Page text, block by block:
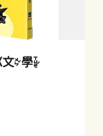
文學